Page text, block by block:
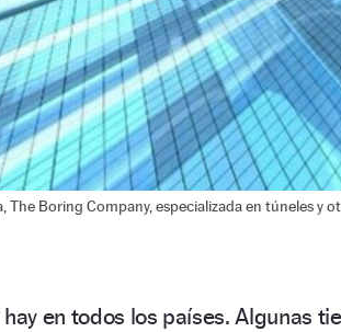
The Boring Company, especializada en túneles y
en todos los países. Algunas